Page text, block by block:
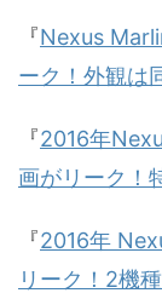
『Nexus
ーク！外観は
『2016年
画がリーク！
『2016年
リーク！2機